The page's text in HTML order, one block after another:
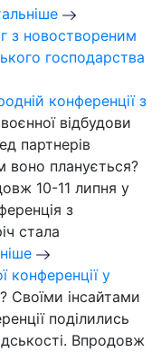
з новоствореним
господарства
конференції з
відбудови
партнерів
воно планується?
10-11 липня у
з
стала
конференції у
Своїми інсайтами
поділились
Впродовж